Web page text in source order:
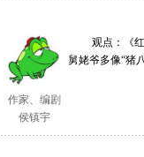
作家、编剧
侯镇宇
观点：《红娘
舅姥爷多像“猪